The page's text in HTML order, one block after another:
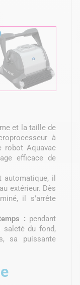
et la taille de
à
robot Aquavac
efficace de
automatique, il
extérieur. Dès
il s'arrête
: pendant
saleté du fond,
sa puissante